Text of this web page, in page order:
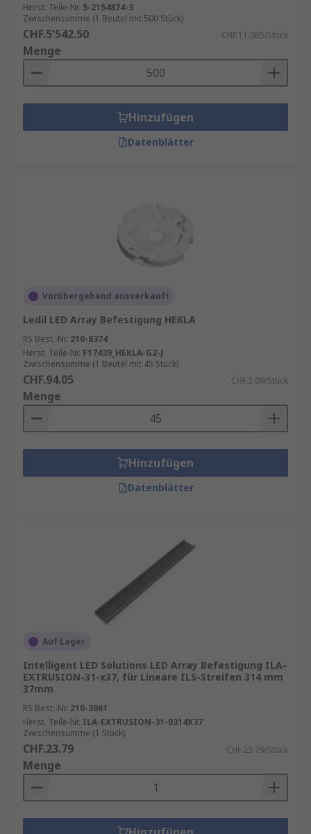
Herst. Teile-Nr. 5-2154874-3
Zwischensumme (1 Beutel mit 500 Stück)
CHF.5'542.50 CHF.11.085/Stück
Menge
Hinzufügen
Datenblätter
Vorübergehend ausverkauft
Ledil LED Array Befestigung HEKLA
RS Best.-Nr. 210-8374
Herst. Teile-Nr. F17439_HEKLA-G2-J
Zwischensumme (1 Beutel mit 45 Stück)
CHF.94.05 CHF.2.09/Stück
Menge
Hinzufügen
Datenblätter
Auf Lager
Intelligent LED Solutions LED Array Befestigung ILA-
EXTRUSION-31-x37, für Lineare ILS-Streifen 314 mm
37mm
RS Best.-Nr. 210-3061
Herst. Teile-Nr. ILA-EXTRUSION-31-0314X37
Zwischensumme (1 Stück)
CHF.23.79 CHF.23.79/Stück
Menge